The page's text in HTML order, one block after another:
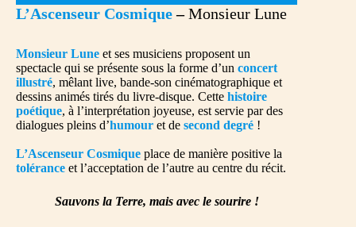
L’Ascenseur Cosmique–Monsieur Lune
Monsieur Lune et ses musiciens proposent un
spectacle qui se présente sous la forme d’un concert
illustré, mêlant live, bande-son cinématographique et
dessins animés tirés du livre-disque. Cette histoire
poétique, à l’interprétation joyeuse, est servie par des
dialogues pleins d’humour et de second degré !
L’Ascenseur Cosmique place de manière positive la
tolérance et l’acceptation de l’autre au centre du récit.
Sauvons la Terre, mais avec le sourire !